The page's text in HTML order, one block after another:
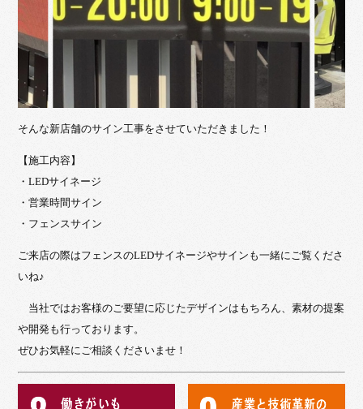
そんな新店舗のサイン工事をさせていただきました！
【施工内容】
・LEDサイネージ
・営業時間サイン
・フェンスサイン
ご来店の際はフェンスのLEDサイネージやサインも一緒にご覧くださ
いね♪
当社ではお客様のご要望に応じたデザインはもちろん、素材の提案
や開発も行っております。
ぜひお気軽にご相談くださいませ！